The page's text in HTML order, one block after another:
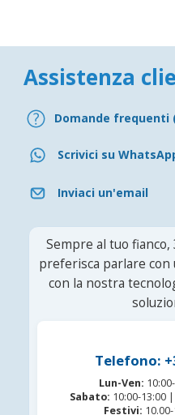
Assistenza
Domande frequenti
Scrivici su
Inviaci un'email
Sempre al tuo
preferisca parlare
con la nostra
Telefono:
Lun-Ven:
Sabato: 10:00-13:00
Festivi: